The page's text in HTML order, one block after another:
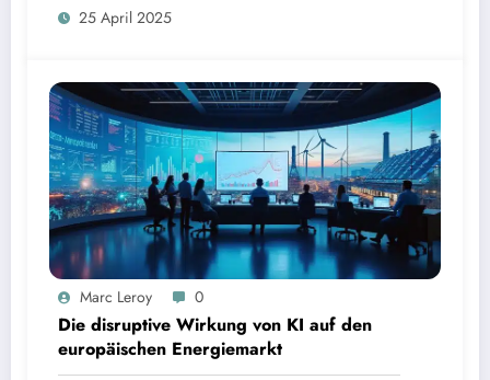
25 April 2025
Marc Leroy 0
Die disruptive Wirkung von KI auf den
europäischen Energiemarkt